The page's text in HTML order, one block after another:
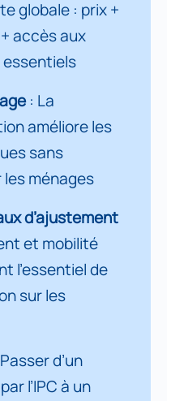
globale : prix +
accès aux
: La
améliore les
sans
les ménages
d’ajustement
et mobilité
l’essentiel de
sur les
d’un
l’IPC à un